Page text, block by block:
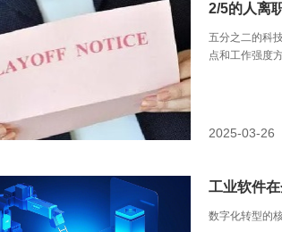
2/5的人离
五分之二的科
点和工作强度
2025-03-26
工业软件
数字化转型的